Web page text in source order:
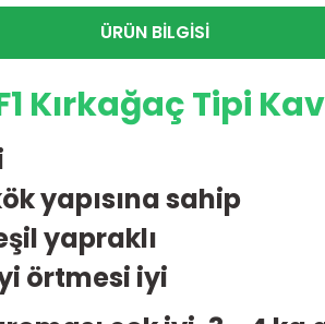
ÜRÜN BILGISI
Kırkağaç Tipi
yapısına sahip
yapraklı
örtmesi iyi